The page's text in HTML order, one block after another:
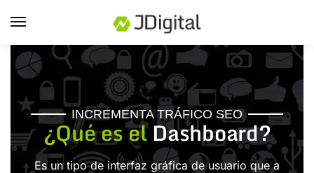
INCREMENTA TRÁFICO SEO
¿Qué es elDashboard?
Es un tipo de interfaz gráfica de usuario que a